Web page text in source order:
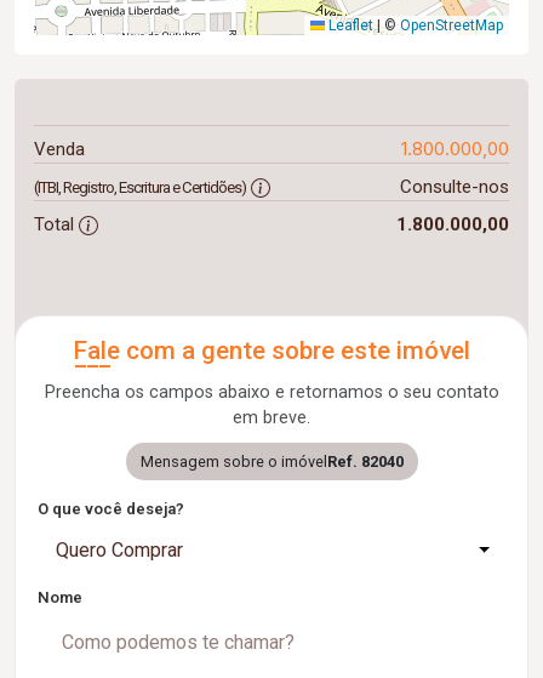
Leaflet |© OpenStreetMap
Venda 1.800.000,00
(ITBI, Registro, Escritura e Certidões)
Consulte-nos
Total
1.800.000,00
Fale com a gente sobre este imóvel
Preencha os campos abaixo e retornamos o seu contato
em breve.
Mensagem sobre o imóvel Ref. 82040
O que você deseja?
Quero Comprar
Nome